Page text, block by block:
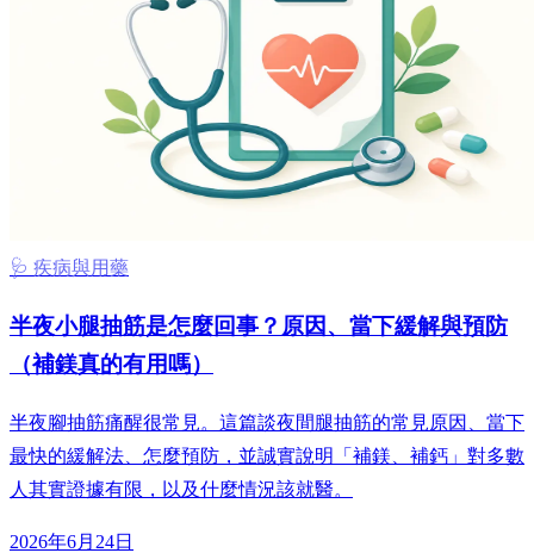
🩺 疾病與用藥
半夜小腿抽筋是怎麼回事？原因、當下緩解與預防
（補鎂真的有用嗎）
半夜腳抽筋痛醒很常見。這篇談夜間腿抽筋的常見原因、當下
最快的緩解法、怎麼預防，並誠實說明「補鎂、補鈣」對多數
人其實證據有限，以及什麼情況該就醫。
2026年6月24日